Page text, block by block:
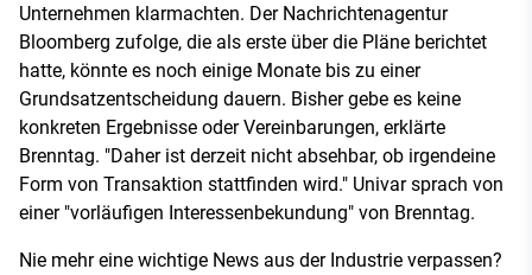
Unternehmen klarmachten. Der Nachrichtenagentur
Bloomberg zufolge, die als erste über die Pläne berichtet
hatte, könnte es noch einige Monate bis zu einer
Grundsatzentscheidung dauern. Bisher gebe es keine
konkreten Ergebnisse oder Vereinbarungen, erklärte
Brenntag. "Daher ist derzeit nicht absehbar, ob irgendeine
Form von Transaktion stattfinden wird." Univar sprach von
einer "vorläufigen Interessenbekundung" von Brenntag.
Nie mehr eine wichtige News aus der Industrie verpassen?